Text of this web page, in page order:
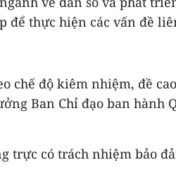
để thực hiện các vấn đề
chế độ kiêm nhiệm, đề
Ban Chỉ đạo ban hành
trực có trách nhiệm bảo